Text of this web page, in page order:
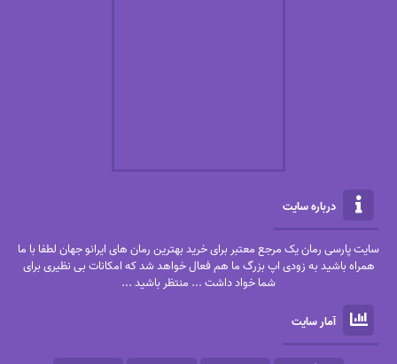
درباره سایت
سایت پارسی رمان یک مرجع معتبر برای خرید بهترین رمان های ایرانو جهان لطفا با ما
همراه باشید به زودی اپ بزرگ ما هم فعال خواهد شد که امکانات بی نظیری برای
شما خواد داشت ... منتظر باشید ...
آمار سایت